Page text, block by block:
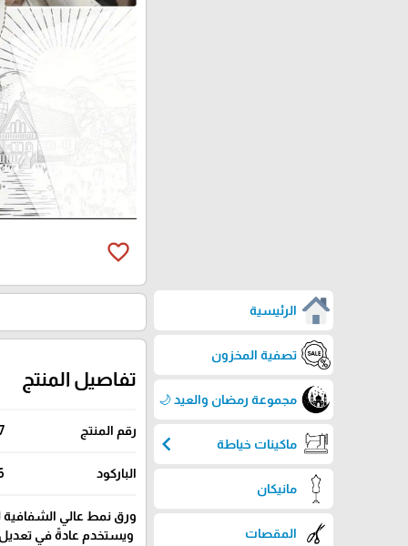
الرئيسية
تصفية المخزون
مجموعة رمضان والعيد 🌙
ماكينات خياطة chevron_left
مانيكان
المقصات
favorite_border
تفاصيل المنتج
رقم المنتج
الباركود
ورق نمط عالي الشفافية
ويستخدم عادةً في تعديل